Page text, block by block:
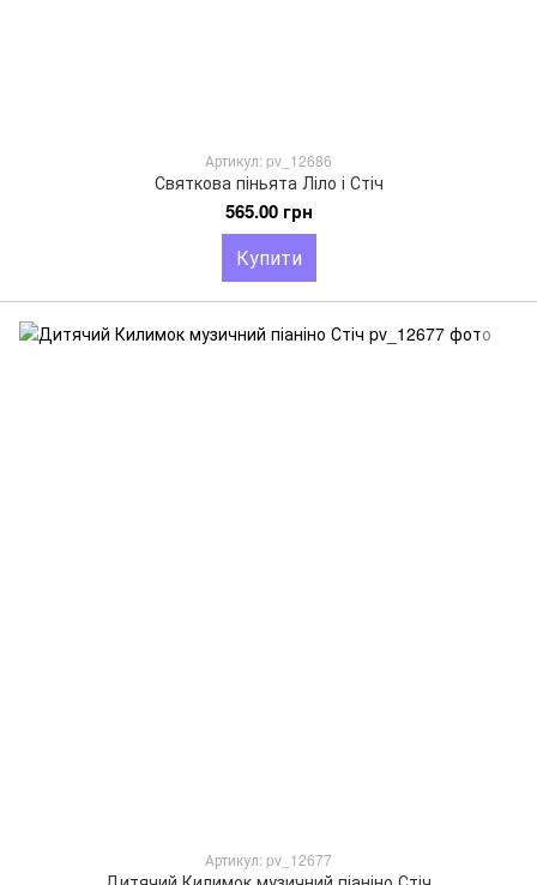
Артикул: pv_12686
Святкова піньята Ліло і Стіч
565.00 грн
Купити
Артикул: pv_12677